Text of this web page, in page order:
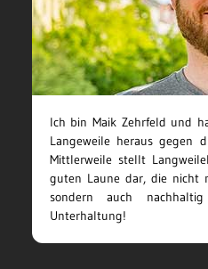
Ich bin Maik Zehrfeld und
Langeweile heraus gegen
Mittlerweile stellt
guten Laune dar, die nicht
sondern auch
Unterhaltung!